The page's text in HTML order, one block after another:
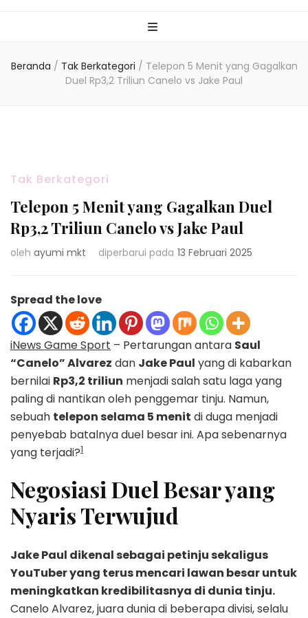
Beranda / Tak Berkategori / Telepon 5 Menit yang Gagalkan
Duel Rp3,2 Triliun Canelo vs Jake Paul
Tak Berkategori
Telepon 5 Menit yang Gagalkan Duel
Rp3,2 Triliun Canelo vs Jake Paul
oleh ayumi mkt diperbarui pada 13 Februari 2025
Spread the love
iNews Game Sport – Pertarungan antara Saul
“Canelo” Alvarez dan Jake Paul yang di kabarkan
bernilai Rp3,2 triliun menjadi salah satu laga yang
paling di nantikan oleh penggemar tinju. Namun,
sebuah telepon selama 5 menit di duga menjadi
penyebab batalnya duel besar ini. Apa sebenarnya
yang terjadi?1
Negosiasi Duel Besar yang
Nyaris Terwujud
Jake Paul dikenal sebagai petinju sekaligus
YouTuber yang terus mencari lawan besar untuk
meningkatkan kredibilitasnya di dunia tinju.
Canelo Alvarez, juara dunia di beberapa divisi, selalu